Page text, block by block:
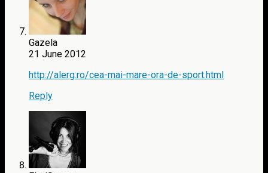
Gazela
21 June 2012
http://alerg.ro/cea-mai-mare-ora-de-sport.html
Reply